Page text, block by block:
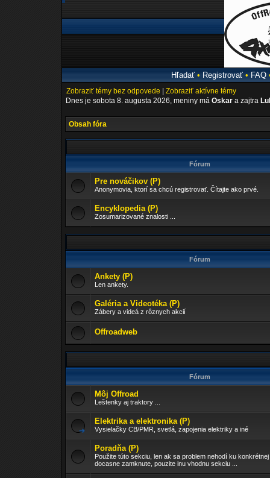
Hľadať• Registrovať• FAQ
Zobraziť témy bez odpovede
Zobraziť aktívne témy
Dnes je sobota 8. augusta 2026, meniny má Oskar a zajtra
Obsah fóra
Fórum
Pre nováčikov (P)
Anonymovia, ktorí sa chcú registrovať. Čítajte ako prvé.
Encyklopedia (P)
Zosumarizované znalosti ...
Fórum
Ankety (P)
Len ankety.
Galéria a Videotéka (P)
Zábery a videá z rôznych akcií
Offroadweb
Fórum
Môj Offroad
Leštenky aj traktory ...
Elektrika a elektronika (P)
Vysielačky CB/PMR, svetlá, zapojenia elektriky a iné
Poradňa (P)
Použite túto sekciu, len ak sa problem nehodí ku
docasne zamknute, pouzite inu vhodnu sekciu ...